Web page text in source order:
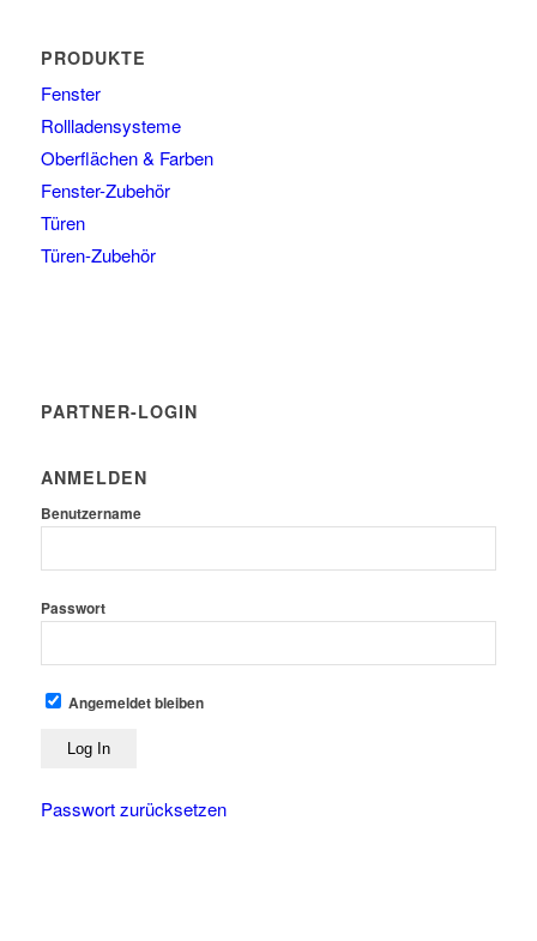
PRODUKTE
Fenster
Rollladensysteme
Oberflächen & Farben
Fenster-Zubehör
Türen
Türen-Zubehör
PARTNER-LOGIN
ANMELDEN
Benutzername
Passwort
Angemeldet bleiben
Passwort zurücksetzen